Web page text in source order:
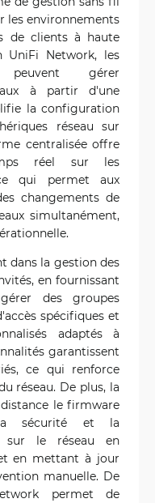
les environnements
de clients à haute
UniFi Network, les
peuvent gérer
à partir d'une
la configuration
réseau sur
centralisée offre
réel sur les
qui permet aux
changements de
simultanément,
dans la gestion des
en fournissant
des groupes
spécifiques et
adaptés à
garantissent
ce qui renforce
réseau. De plus, la
le firmware
sécurité et la
sur le réseau en
en mettant à jour
manuelle. De
permet de